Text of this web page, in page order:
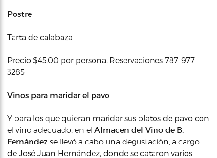
Postre
Tarta de calabaza
Precio $45.00 por persona. Reservaciones 787-977-
3285
Vinos para maridar el pavo
Y para los que quieran maridar sus platos de pavo con
el vino adecuado, en el Almacen del Vino de B.
Fernández se llevó a cabo una degustación, a cargo
de José Juan Hernández, donde se cataron varios